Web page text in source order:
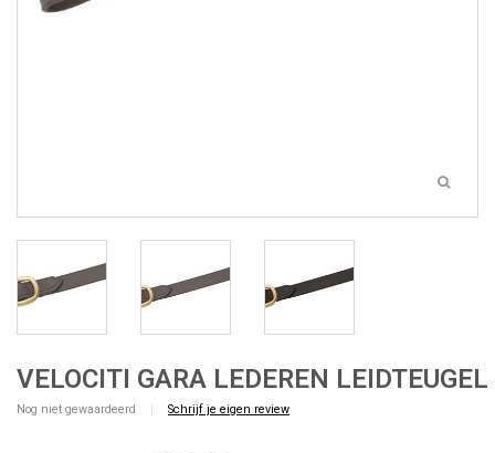
VELOCITI GARA LEDEREN LEIDTEUGEL
Nog niet gewaardeerd Schrijf je eigen review